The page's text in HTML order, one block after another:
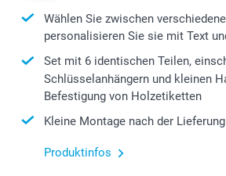
Wählen Sie zwischen
personalisieren Sie sie mit Text
Set mit 6 identischen Teilen,
Schlüsselanhängern und kleinen
Befestigung von Holzetiketten
Kleine Montage nach der
Produktinfos